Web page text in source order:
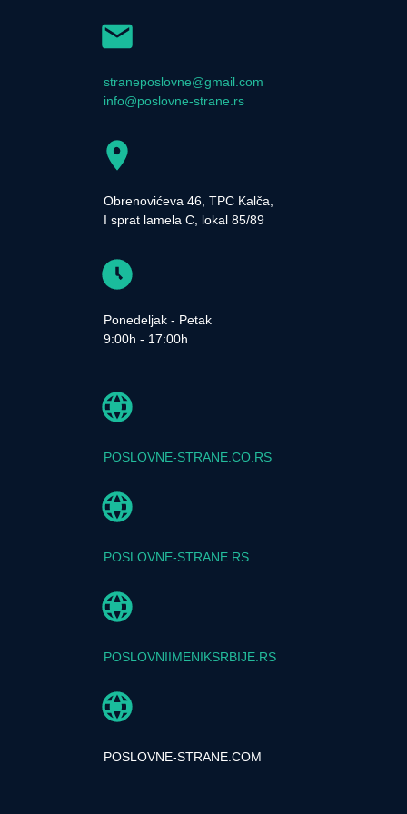
straneposlovne@gmail.com
info@poslovne-strane.rs
Obrenovićeva 46, TPC Kalča,
I sprat lamela C, lokal 85/89
Ponedeljak - Petak
9:00h - 17:00h
POSLOVNE-STRANE.CO.RS
POSLOVNE-STRANE.RS
POSLOVNIIMENIKSRBIJE.RS
POSLOVNE-STRANE.COM